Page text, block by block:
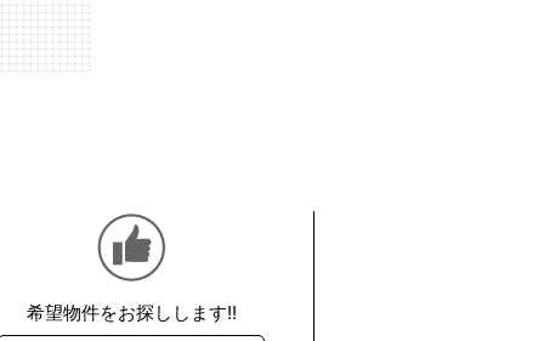
希望物件をお探しします!!